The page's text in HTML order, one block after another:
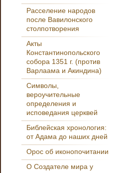
Расселение народов
после Вавилонского
столпотворения
Акты
Константинопольского
собора 1351 г. (против
Варлаама и Акиндина)
Символы,
вероучительные
определения и
исповедания церквей
Библейская хронология:
от Адама до наших дней
Орос об иконопочитании
О Создателе мира у